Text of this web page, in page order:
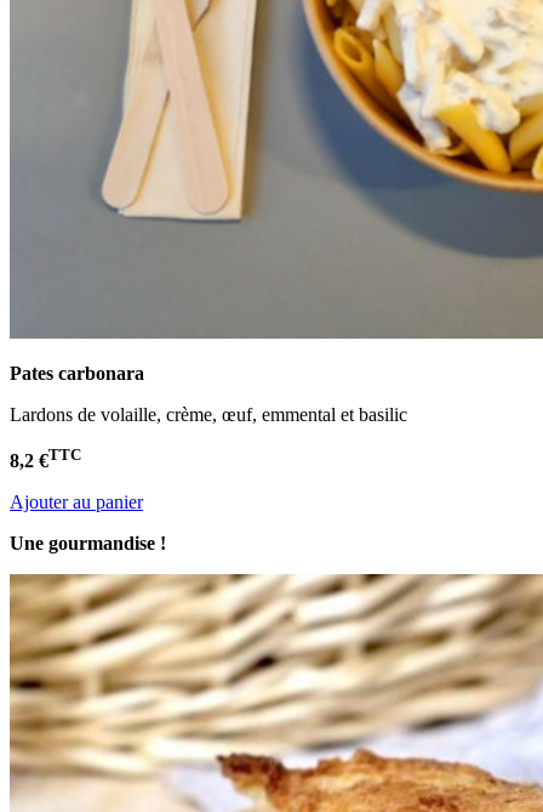
Pates carbonara
Lardons de volaille, crème, œuf, emmental et basilic
8,2 €TTC
Ajouter au panier
Une gourmandise !